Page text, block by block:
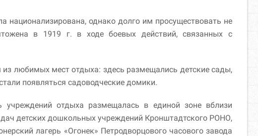
однако долго им просуществовать не
в 1919 г. в ходе боевых действий, связанных с
любимых мест отдыха: здесь размещались детские сады,
появляться садоводческие домики.
учреждений отдыха размещалась в единой зоне вблизи
детских дошкольных учреждений Кронштадтского РОНО,
лагерь «Огонек» Петродворцового часового завода